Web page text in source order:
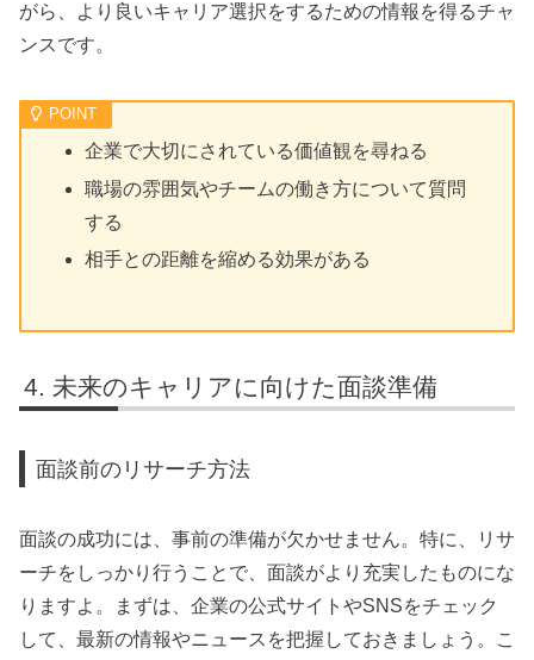
がら、より良いキャリア選択をするための情報を得るチャ
ンスです。
企業で大切にされている価値観を尋ねる
職場の雰囲気やチームの働き方について質問
する
相手との距離を縮める効果がある
未来のキャリアに向けた面談準備
面談前のリサーチ方法
面談の成功には、事前の準備が欠かせません。特に、リサ
ーチをしっかり行うことで、面談がより充実したものにな
りますよ。まずは、企業の公式サイトやSNSをチェック
して、最新の情報やニュースを把握しておきましょう。こ